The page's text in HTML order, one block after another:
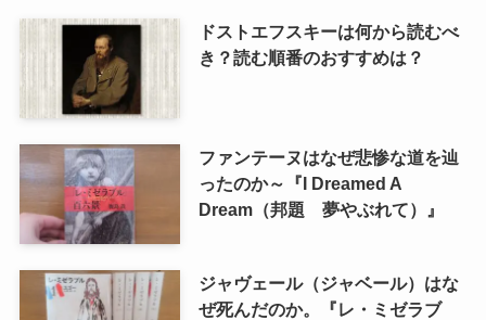
ドストエフスキーは何から読むべ
き？読む順番のおすすめは？
ファンテーヌはなぜ悲惨な道を辿
ったのか～『I Dreamed A
Dream（邦題 夢やぶれて）』
ジャヴェール（ジャベール）はな
ぜ死んだのか。『レ・ミゼラブ